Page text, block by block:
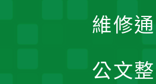
維修
公文